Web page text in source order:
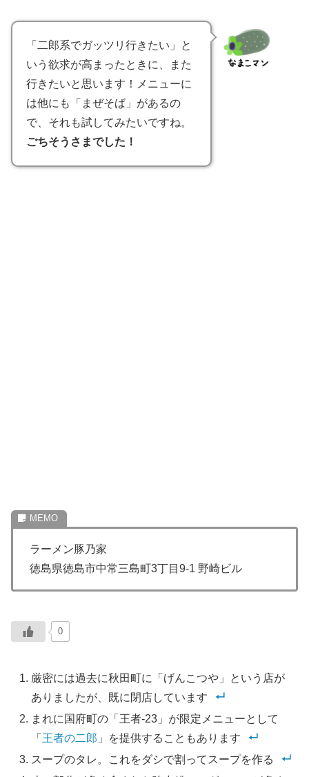
「二郎系でガッツリ行きたい」と
いう欲求が高まったときに、また
行きたいと思います！メニューに
は他にも「まぜそば」があるの
で、それも試してみたいですね。
ごちそうさまでした！
ラーメン豚乃家
徳島県徳島市中常三島町3丁目9-1 野崎ビル
0
厳密には過去に秋田町に「げんこつや」という店が
ありましたが、既に閉店しています
まれに国府町の「王者-23」が限定メニューとして
「 王者の二郎 」を提供することもあります
スープのタレ。これをダシで割ってスープを作る